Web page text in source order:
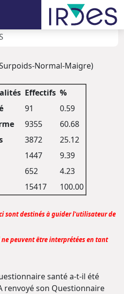
Normal-Maigre)
Effectifs %
91
0.59
9355
60.68
3872
25.12
1447
9.39
652
4.23
15417 100.00
sont destinés à guider l'utilisateur de
peuvent être interprétées en tant
santé a-t-il été
renvoyé son Questionnaire